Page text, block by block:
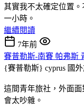
其實我不太確定位置。
一小時。
繼續閱讀
7年前
賽普勒斯-南賽 帕弗斯
{賽普勒斯} cyprus 國
這間青年旅社，外面
會太吵雜。